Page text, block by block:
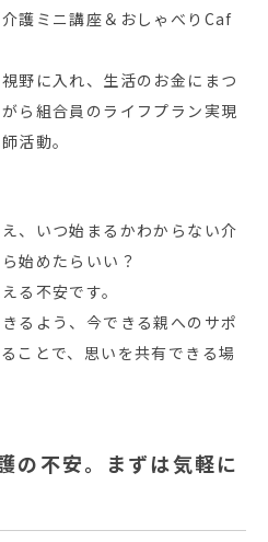
護ミニ講座＆おしゃべりCaf
野に入れ、生活のお金にまつ
ら組合員のライフプラン実現
活動。
、いつ始まるかわからない介
始めたらいい？
る不安です。
るよう、今できる親へのサポ
ことで、思いを共有できる場
の不安。まずは気軽に